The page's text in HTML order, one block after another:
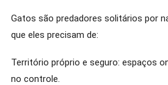
Gatos são predadores solitários por
que eles precisam de:
Território próprio e seguro: espaços
no controle.